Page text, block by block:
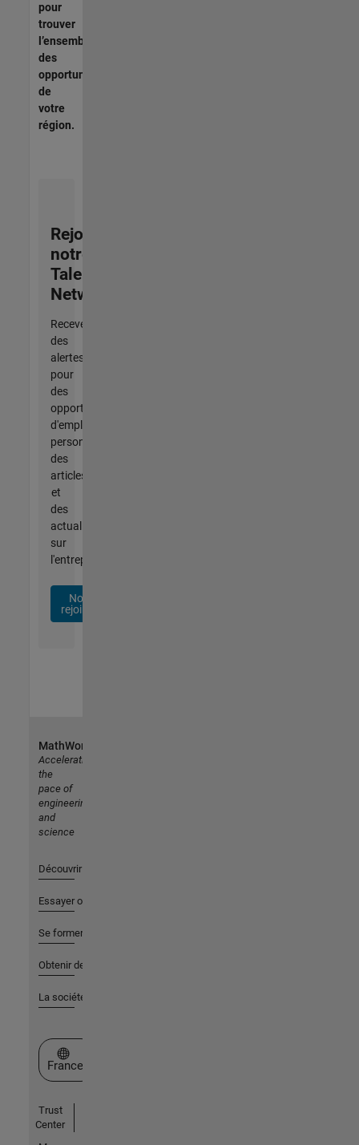
pour
trouver
l’ensemble
des
opportunités
de
votre
région.
Rejoignez
notre
Talent
Network
Recevez
des
alertes
pour
des
opportunités
d'emploi
personnalisées,
des
articles
et
des
actualités
sur
l'entreprise.
Nous
rejoindre
MathWorks
Accelerating
the
pace of
engineering
and
science
Découvrir les produits
Essayer ou acheter
Se former
Obtenir de l'aide
La société
Sélectionner un site web
France
Trust
Center